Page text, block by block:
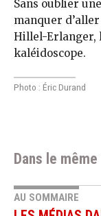
Sans oublier
manquer
Hillel-Erlanger,
kaléidoscope.
Photo : Éric Durand
Dans le
AU SOMMAIRE